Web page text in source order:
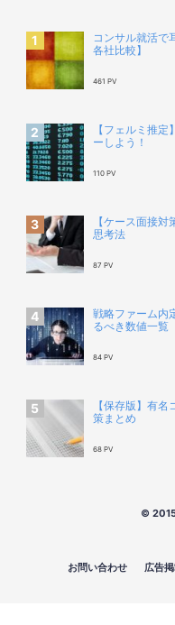
コンサル就活で
各社比較】
461 PV
【フェルミ推
ーしよう！
110 PV
【ケース面接
思考法
87 PV
戦略ファーム内
るべき数値一覧
84 PV
【保存版】有
策まとめ
68 PV
©
お問い合わせ 広告